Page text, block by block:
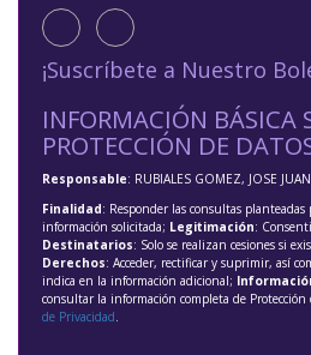
¡Suscríbete a Nuestro
INFORMACIÓN BÁSICA
PROTECCIÓN DE
Responsable: RUBIALES GOMEZ, JOSE JUAN
Finalidad: Responder las consultas
información solicitada; Legitimación:
Destinatarios: Solo se realizan cesiones si
Derechos: Acceder, rectificar y suprimir, así
indica en la información adicional;
consultar la información completa de
de Privacidad